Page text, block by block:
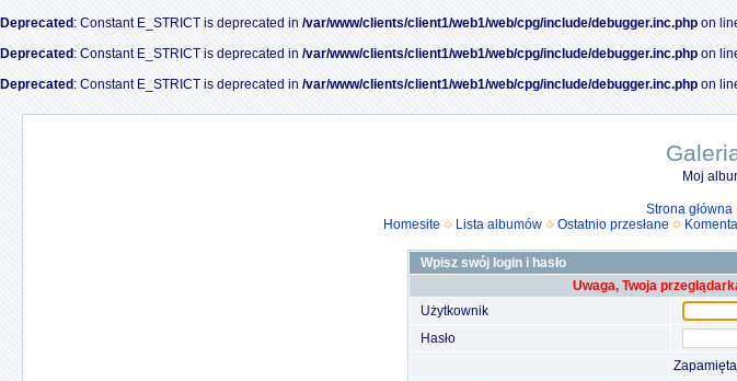
Deprecated : Constant E_STRICT is deprecated in /var/www/clients/client1/web1/web/cpg/include/debugger.inc.php on
Deprecated : Constant E_STRICT is deprecated in /var/www/clients/client1/web1/web/cpg/include/debugger.inc.php on
Deprecated : Constant E_STRICT is deprecated in /var/www/clients/client1/web1/web/cpg/include/debugger.inc.php on
Moj
Strona główna
Homesite
Lista albumów Ostatnio przesłane
Wpisz swój login i hasło
Uwaga, Twoja
Użytkownik
Hasło